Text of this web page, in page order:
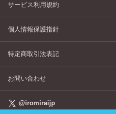
サービス利用規約
個人情報保護指針
特定商取引法表記
お問い合わせ
@iromiraijp